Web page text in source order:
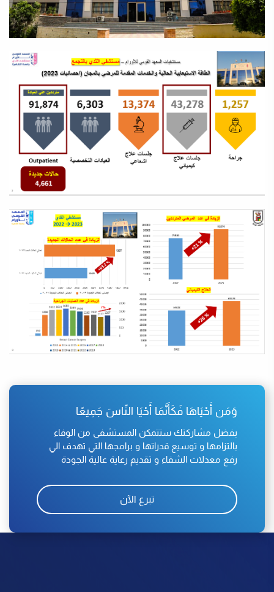
وَمَن أَحْيَاهَا فَكَأَنَّمَا أَحْيَا النّاسَ جَمِيعًا
بفضل مشاركتك ستتمكن المستشفى من الوفاء
بالتزامها و توسيع قدراتها و برامجها التي تهدف الي
رفع معدلات الشفاء و تقديم رعاية عالية الجودة
تبرع الآن